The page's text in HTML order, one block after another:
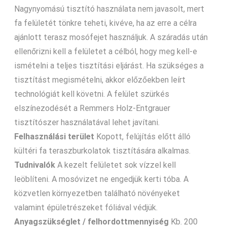
Nagynyomású tisztító használata nem javasolt, mert
fa felületét tönkre teheti, kivéve, ha az erre a célra
ajánlott terasz mosófejet használjuk. A száradás után
ellenőrizni kell a felületet a célból, hogy meg kell-e
ismételni a teljes tisztítási eljárást. Ha szükséges a
tisztítást megismételni, akkor előzőekben leírt
technológiát kell követni. A felület szürkés
elszínezodését a Remmers Holz-Entgrauer
tisztítószer használatával lehet javítani.
Felhasználási terület Kopott, felújítás előtt álló
kültéri fa teraszburkolatok tisztítására alkalmas.
Tudnivalók A kezelt felületet sok vízzel kell
leöblíteni. A mosóvizet ne engedjük kerti tóba. A
közvetlen környezetben található növényeket
valamint épületrészeket fóliával védjük.
Anyagszükséglet / felhordottmennyiség Kb. 200